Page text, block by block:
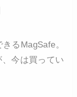
るMagSafe。
今は買ってい